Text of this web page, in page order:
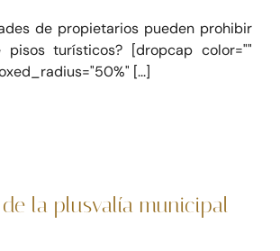
de propietarios pueden prohibir
turísticos? [dropcap color=""
[...]
inmobiliario Impuestos Noticias
la plusvalía municipal